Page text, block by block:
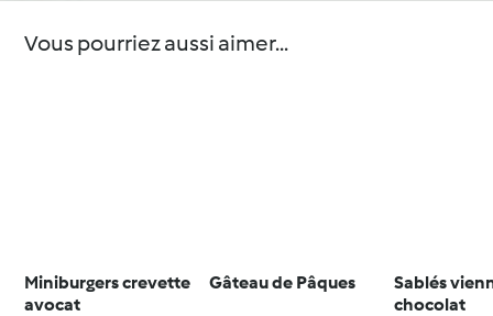
Vous pourriez aussi aimer...
Miniburgers crevette
avocat
Gâteau de Pâques
Sablés
chocolat